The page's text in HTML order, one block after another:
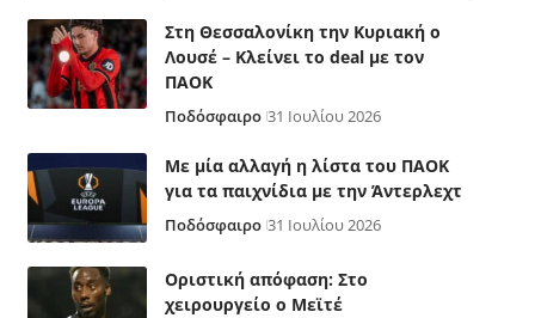
Στη Θεσσαλονίκη την Κυριακή ο
Λουσέ – Κλείνει το deal με τον
ΠΑΟΚ
Ποδόσφαιρο 31 Ιουλίου 2026
Με μία αλλαγή η λίστα του ΠΑΟΚ
για τα παιχνίδια με την Άντερλεχτ
Ποδόσφαιρο 31 Ιουλίου 2026
Οριστική απόφαση: Στο
χειρουργείο ο Μεϊτέ